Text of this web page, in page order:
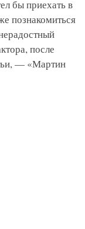
бы приехать в
познакомиться
после
— «Мартин